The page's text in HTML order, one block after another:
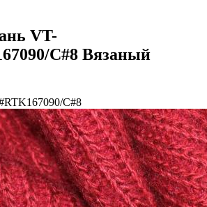
VT-
C#8 Вязаный
C#8